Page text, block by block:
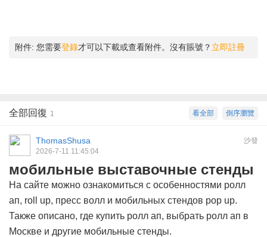
附件: 您需要登錄才可以下載或查看附件。沒有賬號？ 立即註冊
倒序瀏覽
看全部
全部回復 1
沙發
ThomasShusa
2026-7-11 11:45:04
мобильные выставочные стенды
На сайте можно ознакомиться с особенностями ролл
ап, roll up, пресс волл и мобильных стендов pop up.
Также описано, где купить ролл ап, выбрать ролл ап в
Москве и другие мобильные стенды.